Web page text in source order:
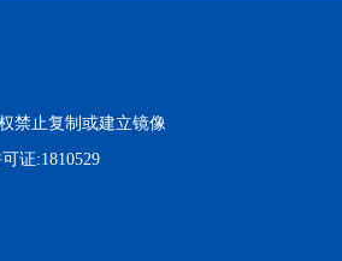
禁止复制或建立镜像
证:1810529